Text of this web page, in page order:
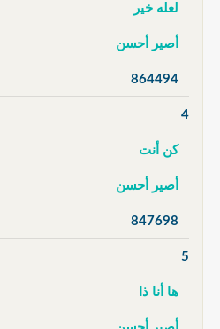
لعله خير
أصير أحسن
864494
4
كن أنت
أصير أحسن
847698
5
ها أنا ذا